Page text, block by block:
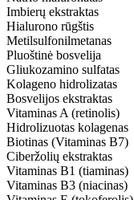
Imbierų ekstraktas
Hialurono rūgštis
Metilsulfonilmetanas
Pluoštinė bosvelija
Gliukozamino sulfatas
Kolageno hidrolizatas
Bosvelijos ekstraktas
Vitaminas A (retinolis)
Hidrolizuotas kolagenas
Biotinas (Vitaminas B7)
Ciberžolių ekstraktas
Vitaminas B1 (tiaminas)
Vitaminas B3 (niacinas)